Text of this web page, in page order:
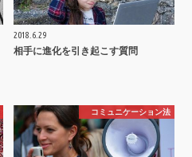
2018.6.29
相手に進化を引き起こす質問
コミュニケーション法